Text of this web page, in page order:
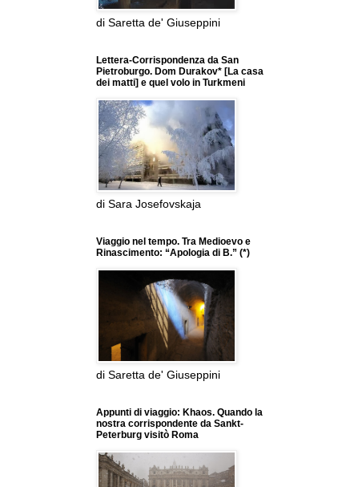
di Saretta de' Giuseppini
Lettera-Corrispondenza da San
Pietroburgo. Dom Durakov* [La casa
dei matti] e quel volo in Turkmeni
di Sara Josefovskaja
Viaggio nel tempo. Tra Medioevo e
Rinascimento: “Apologia di B.” (*)
di Saretta de' Giuseppini
Appunti di viaggio: Khaos. Quando la
nostra corrispondente da Sankt-
Peterburg visitò Roma